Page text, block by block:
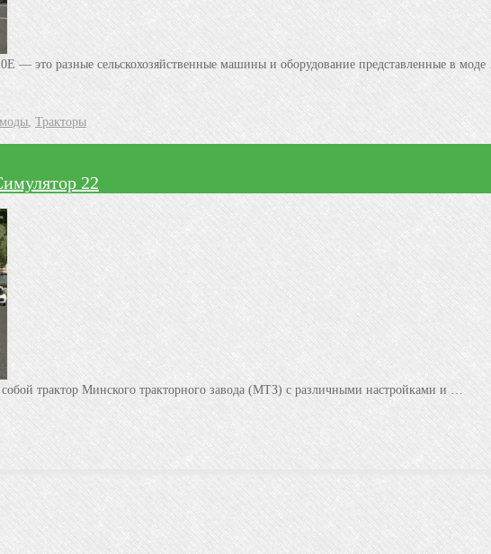
это разные сельскохозяйственные машины и оборудование представленные в
моды Тракторы
22
трактор Минского тракторного завода (МТЗ) с различными настройками и …